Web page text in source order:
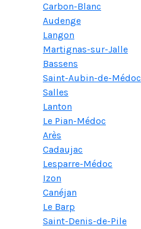
Carbon-Blanc
Audenge
Langon
Martignas-sur-Jalle
Bassens
Saint-Aubin-de-Médoc
Salles
Lanton
Le Pian-Médoc
Arès
Cadaujac
Lesparre-Médoc
Izon
Canéjan
Le Barp
Saint-Denis-de-Pile